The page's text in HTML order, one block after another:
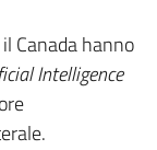
Canada hanno
Intelligence